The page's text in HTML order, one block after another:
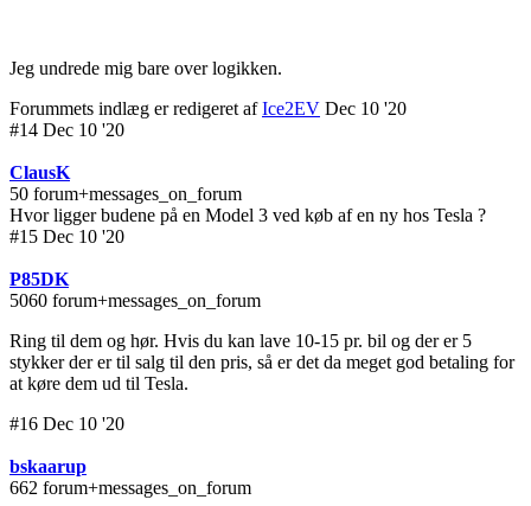
Jeg undrede mig bare over logikken.
Forummets indlæg er redigeret afIce2EV Dec 10 '20
#14 Dec 10 '20
ClausK
50 forum+messages_on_forum
Hvor ligger budene på en Model 3 ved køb af en ny hos Tesla ?
#15 Dec 10 '20
P85DK
5060 forum+messages_on_forum
Ring til dem og hør. Hvis du kan lave 10-15 pr. bil og der er 5
stykker der er til salg til den pris, så er det da meget god betaling for
at køre dem ud til Tesla.
#16 Dec 10 '20
bskaarup
662 forum+messages_on_forum